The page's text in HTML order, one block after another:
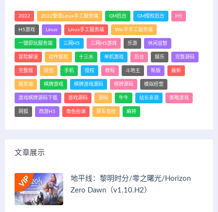
2022 2022整理Linux手工服务端 GM后台 GM授权后台 H5
H5游戏 Linux Linux手工服务端 Win半手工服务端
一键即玩服务端 三网H5 三网H5游戏 乐游 休闲益智
冒险解谜 动作冒险 十三水 单机游戏 后台 娱乐 完整源码
完整版 微信 手机 授权 教程 斗地主 新版 最新
服务端 棋牌游戏 棋牌游戏源码 棋牌源码 模拟经营
游戏棋牌源码下载 游戏源码 源码 牛牛 站长亲测 策略游戏
网狐 西游H5 角色扮演 赛车竞技 麻将
文章展示
地平线：黎明时分/零之曙光/Horizon
Zero Dawn（v1.10.H2）